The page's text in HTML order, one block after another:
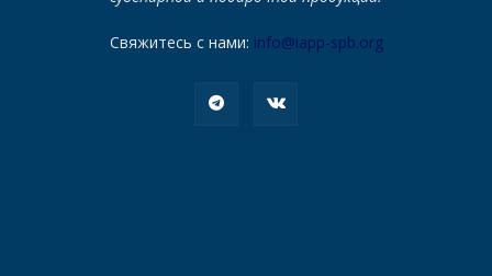
Свяжитесь с нами: info@iapp-spb.org